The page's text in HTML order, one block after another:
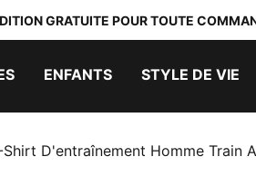
GRATUITE POUR TOUTE
ENFANTS STYLE DE VIE
Shirt D'entraînement Homme Train